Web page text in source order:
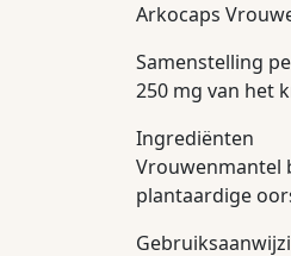
Arkocaps
Samenstelling
250 mg van het
Ingrediënten
Vrouwenmantel
plantaardige